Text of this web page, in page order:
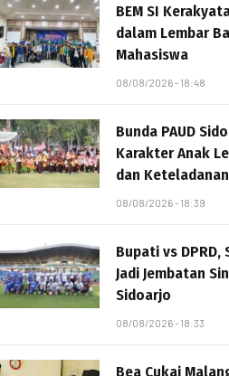
BEM SI
dalam Lembar
Mahasiswa
08/08/2026 - 18:48
Bunda PAUD
Karakter Anak
dan
08/08/2026 - 18:39
Bupati vs DPRD,
Jadi Jembatan
Sidoarjo
08/08/2026 - 18:33
Bea Cukai